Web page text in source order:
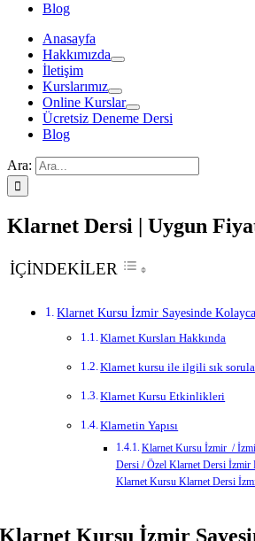
Blog
Anasayfa
Hakkımızda
İletişim
Kurslarımız
Online Kurslar
Ücretsiz Deneme Dersi
Blog
Ara:
Klarnet Dersi | Uygun
İÇİNDEKİLER
Klarnet Kursu İzmir Sayesinde
Klarnet Kursları Hakkında
Klarnet kursu ile ilgili sık
Klarnet Kursu Etkinlikleri
Klarnetin Yapısı
Klarnet Kursu İzmir /
Dersi / Özel Klarnet Dersi İzmir
Klarnet Kursu Klarnet Dersi
Klarnet Kursu İzmir